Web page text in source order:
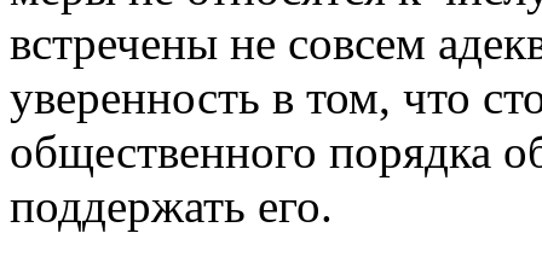
встречены не совсем
уверенность в том, что
общественного порядка
поддержать его.